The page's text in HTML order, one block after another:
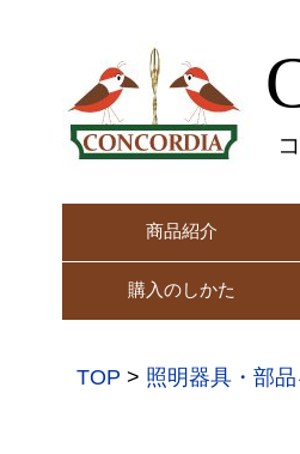
商品紹介
購入のしかた
TOP > 照明器具・部